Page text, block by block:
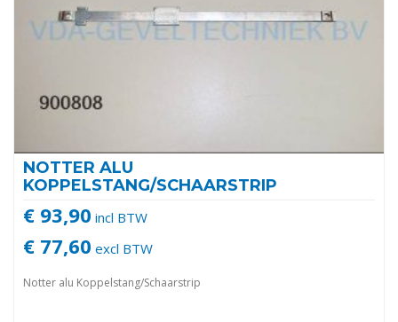
NOTTER ALU
KOPPELSTANG/SCHAARSTRIP
€ 93,90 incl BTW
€ 77,60 excl BTW
Notter alu Koppelstang/Schaarstrip